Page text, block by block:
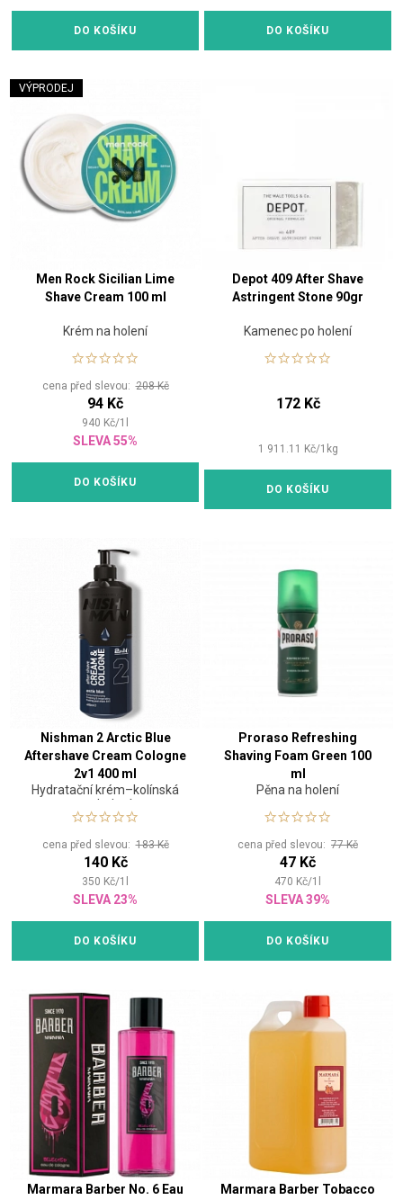
DO KOŠÍKU DO KOŠÍKU
VÝPRODEJ
Men Rock Sicilian Lime
Shave Cream 100 ml
Krém na holení
cena před slevou:208 Kč
94 Kč
940 Kč/1
SLEVA 55%
DO KOŠÍKU
Depot 409 After Shave
Astringent Stone 90gr
Kamenec po holení
172 Kč
1 911.11 Kč/1 kg
DO KOŠÍKU
Nishman 2 Arctic Blue
Aftershave Cream Cologne
2v1 400 ml
Hydratační krém–kolínská
po holení
cena před slevou:183 Kč
140 Kč
350 Kč/1
SLEVA 23%
DO KOŠÍKU
Proraso Refreshing
Shaving Foam Green 100
ml
Pěna na holení
cena před slevou: 77 Kč
47 Kč
470 Kč/1
SLEVA 39%
DO KOŠÍKU
Marmara Barber No. 6 Eau Marmara Barber Tobacco